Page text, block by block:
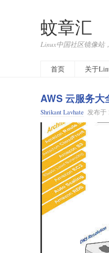
蚊章汇
Linux中国社区镜像站
首页
关于
AWS 云服务大
Shrikant Lavhate 发布于